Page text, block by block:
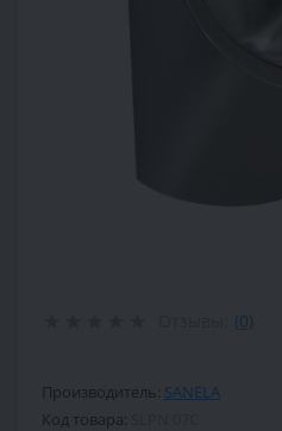
(0)
Производитель: SANELA
Код товара: